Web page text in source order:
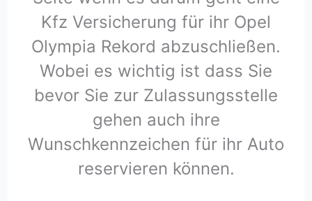
Kfz Versicherung für ihr Opel
Olympia Rekord abzuschließen.
Wobei es wichtig ist dass Sie
bevor Sie zur Zulassungsstelle
gehen auch ihre
Wunschkennzeichen für ihr Auto
reservieren können.